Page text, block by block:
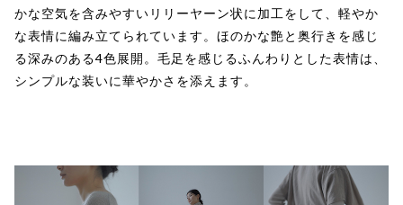
かな空気を含みやすいリリーヤーン状に加工をして、軽やか
な表情に編み立てられています。ほのかな艶と奥行きを感じ
る深みのある4色展開。毛足を感じるふんわりとした表情は、
シンプルな装いに華やかさを添えます。